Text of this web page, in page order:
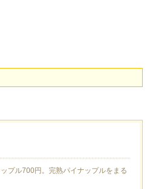
プル700円。完熟パイナップルをまる